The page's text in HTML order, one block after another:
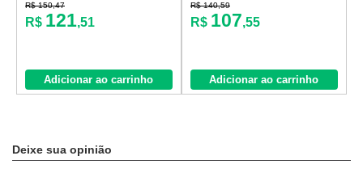
R$ 150,47
R$ 121,51
Adicionar ao carrinho
R$ 140,59
R$ 107,55
Adicionar ao carrinho
Deixe sua opinião